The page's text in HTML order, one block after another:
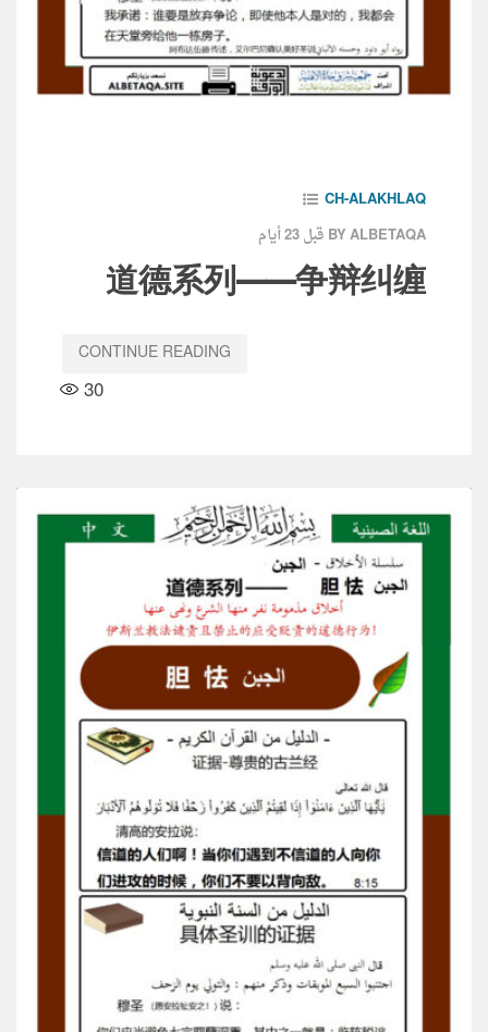
CH-ALAKHLAQ
قبل 23 أيام BY ALBETAQA
道德系列——争辩纠缠
CONTINUE READING
30